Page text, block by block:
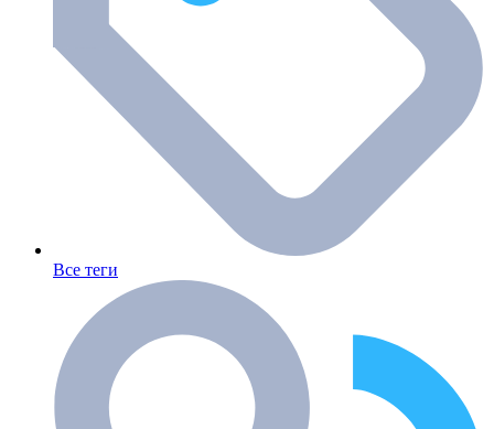
Все теги